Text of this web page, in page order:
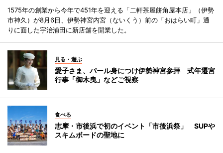
1575年の創業から今年で451年を迎える「二軒茶屋餅角屋本店」（伊勢
市神久）が8月6日、伊勢神宮内宮（ないくう）前の「おはらい町」通
りに面した宇治浦田に新店舗を開業した。
見る・遊ぶ
愛子さま、パール身につけ伊勢神宮参拝 式年遷宮
行事「御木曳」などご視察
食べる
志摩・市後浜で初のイベント「市後浜祭」 SUPや
スキムボードの聖地に